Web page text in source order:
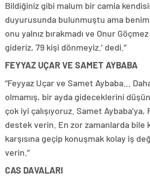
Bildiğiniz gibi malum bir camia
duyurusunda bulunmuştu ama benim
onu yalnız bırakmadı ve Onur Göçmez
gideriz, 79 kişi dönmeyiz.’ dedi.”
FEYYAZ UÇAR VE SAMET AYBABA
“Feyyaz Uçar ve Samet Aybaba…
olmamış, bir ayda gideceklerini
çok iyi çalışıyoruz. Samet Aybaba’ya,
destek verin. En zor zamanlarda bile
karşısına geçip konuşmak kolay iş
verin.”
CAS DAVALARI